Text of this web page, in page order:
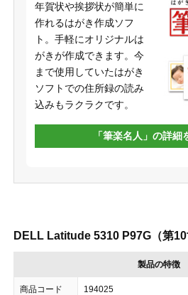
年賀状や挨拶状が簡単に
作れるはがき作成ソフ
ト。手軽にオリジナルは
がきが作成できます。今
まで使用していたはがき
ソフトでの住所録の読み
込みもラクラクです。
「筆楽名人」の詳細
DELL Latitude 5310 P97G（第10
製品の特徴
商品コード 194025